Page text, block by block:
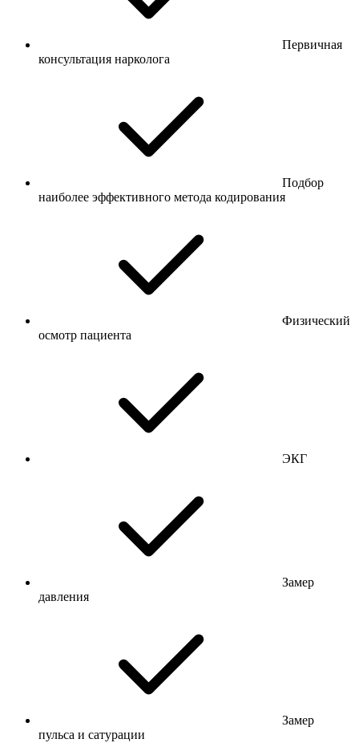
Первичная
консультация нарколога
Подбор
наиболее эффективного метода кодирования
Физический
осмотр пациента
ЭКГ
Замер
давления
Замер
пульса и сатурации